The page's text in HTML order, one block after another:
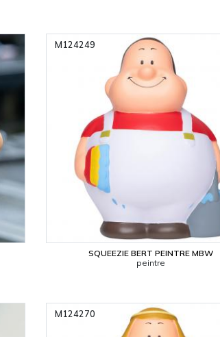
SQUEEZIE BERT PEINTRE MBW
peintre
M124249
M124270